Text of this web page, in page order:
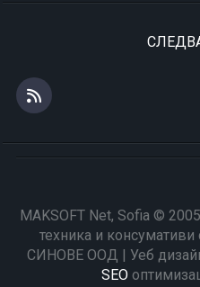
MAKSOFT Net, Sofia ©
техника и
СИНОВЕ ООД | Уеб
SEO